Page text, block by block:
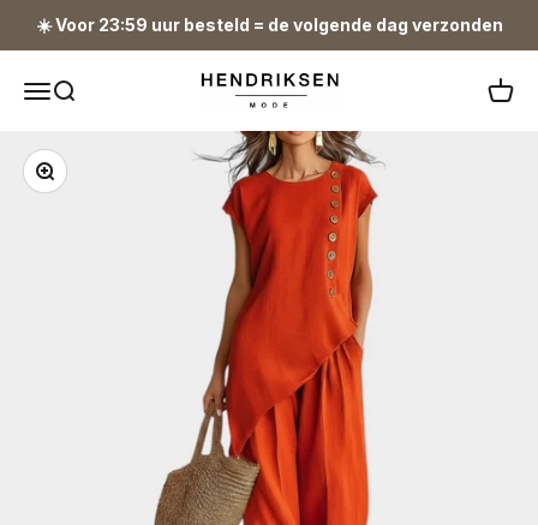
☀️ Voor 23:59 uur besteld = de volgende dag verzonden
Navigatiemenu openen
Zoeken openen Hendriksen Mode
In-/uitzoomen